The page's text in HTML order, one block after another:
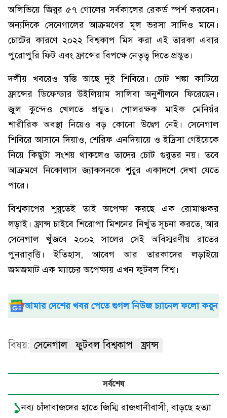
অলিভিয়ে জিরুর ৫৭ গোলের সর্বকালের রেকর্ড স্পর্শ করবেন।
অন্যদিকে সেনেগালের আক্রমণের মূল ভরসা সাদিও মানে।
চোটের কারণে ২০২২ বিশ্বকাপ মিস করা এই তারকা এবার
পুরোপুরি ফিট এবং ফ্রান্সের বিপক্ষে নেতৃত্ব দিতে প্রস্তুত।
দলীয় খবরেও স্বস্তি আছে দুই শিবিরে। চোট শঙ্কা কাটিয়ে
ফ্রান্সের ডিফেন্ডার উইলিয়াম সালিবা অনুশীলনে ফিরেছেন।
জুল কুন্দেও খেলতে প্রস্তুত। গোলরক্ষক মাইক মেনিয়ঁর
শারীরিক অবস্থা নিয়েও বড় কোনো উদ্বেগ নেই। সেনেগাল
শিবিরে আসানে দিয়াও, শেরিফ এনদিয়ায়ে ও ইদ্রিসা গেইয়েকে
নিয়ে কিছুটা সংশয় থাকলেও তাদের চোট গুরুতর নয়। তবে
আক্রমণে নিকোলাস জ্যাকসনকে শুরুর একাদশে দেখা যেতে
পারে।
বিশ্বকাপের শুরুতেই তাই অপেক্ষা করছে এক রোমাঞ্চকর
লড়াই। ফ্রান্স চাইবে শিরোপা মিশনের নিখুঁত সূচনা করতে, আর
সেনেগাল খুঁজবে ২০০২ সালের সেই অবিস্মরণীয় রাতের
পুনরাবৃত্তি। ইতিহাস, আবেগ আর তারকাদের লড়াইয়ে
জমজমাট এক ম্যাচের অপেক্ষায় এখন ফুটবল বিশ্ব।
আমার দেশের খবর পেতে গুগল নিউজ চ্যানেল ফলো করুন
বিষয়: সেনেগাল ফুটবল বিশ্বকাপ ফ্রান্স
সর্বশেষ
১নব্য চাঁদাবাজদের হাতে জিম্মি রাজধানীবাসী, বাড়ছে হত্যা